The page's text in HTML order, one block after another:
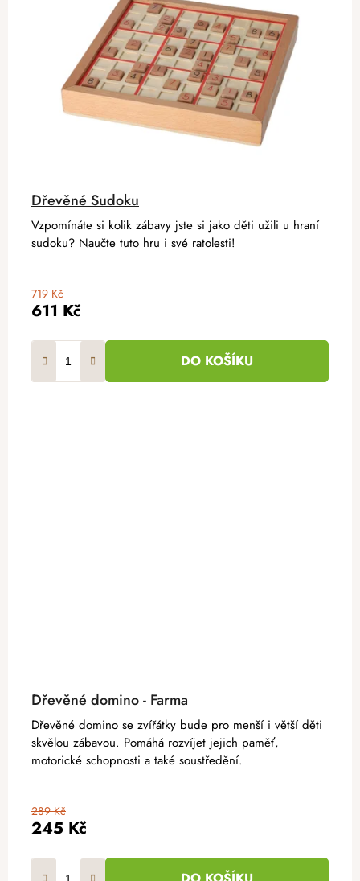
Dřevěné Sudoku
611 Kč
719 Kč
DO KOŠÍKU
Vzpomínáte si kolik zábavy jste si jako děti užili u hraní
sudoku? Naučte tuto hru i své ratolesti!
Dřevěné domino - Farma
245 Kč
289 Kč
Dřevěné domino se zvířátky bude pro menší i větší děti
skvělou zábavou. Pomáhá rozvíjet jejich paměť,
motorické schopnosti a také soustředění.